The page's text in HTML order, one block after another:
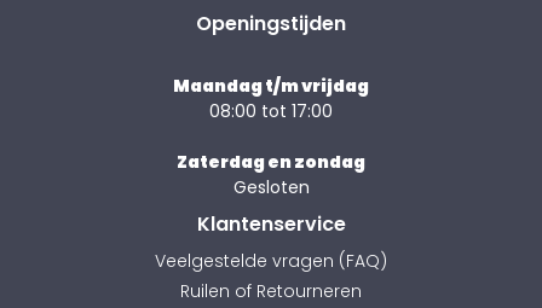
Openingstijden
Maandag t/m vrijdag
08:00 tot 17:00
Zaterdag en zondag
Gesloten
Klantenservice
Veelgestelde vragen (FAQ)
Ruilen of Retourneren